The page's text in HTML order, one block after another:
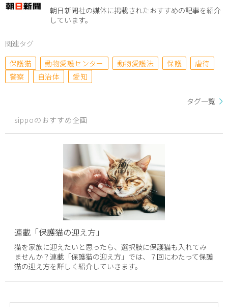
朝日新聞社の媒体に掲載されたおすすめの記事を紹介
しています。
関連タグ
保護猫
動物愛護センター 動物愛護法 保護
虐待
警察
自治体 愛知
タグ一覧
sippoのおすすめ企画
連載「保護猫の迎え方」
猫を家族に迎えたいと思ったら、選択肢に保護猫も入れてみ
ませんか？連載「保護猫の迎え方」では、７回にわたって保護
猫の迎え方を詳しく紹介していきます。